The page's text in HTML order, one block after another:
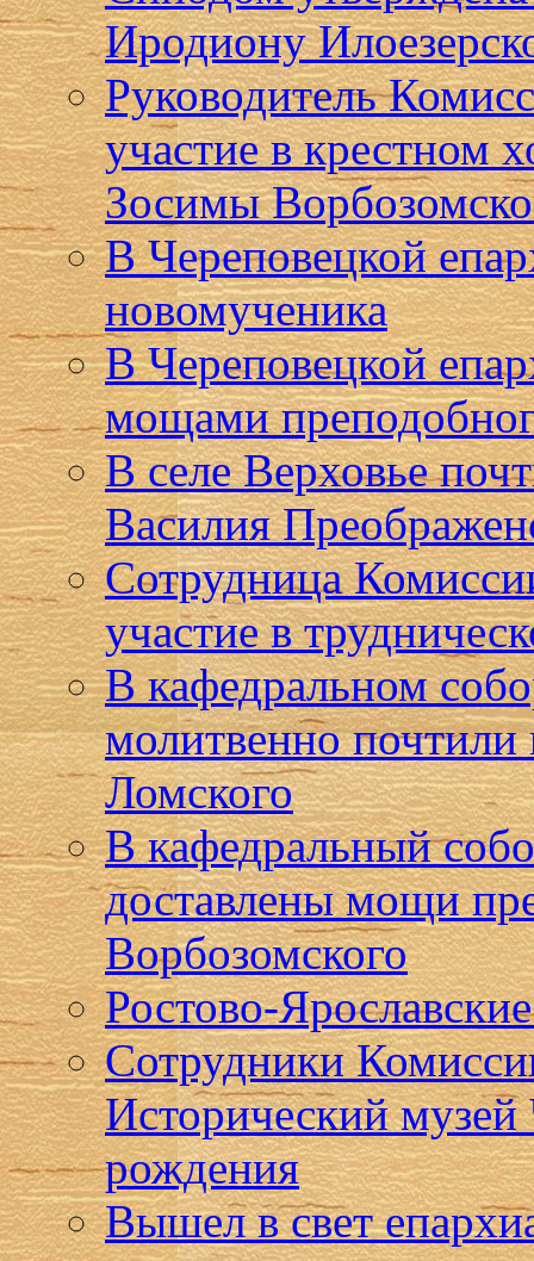
Иродиону
Руководитель
участие в крестном
Зосимы
В Череповецкой
новомученика
В Череповецкой
мощами
В селе Верховье
Василия
Сотрудница
участие в
В кафедральном
молитвенно почтили
Ломского
В кафедральный
доставлены мощи
Ворбозомского
Ростово-
Сотрудники
Исторический
рождения
Вышел в свет